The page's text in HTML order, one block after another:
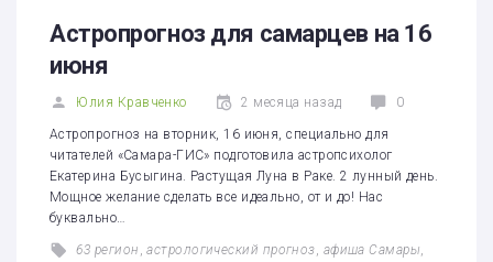
Астропрогноз для самарцев на 16
июня
Юлия Кравченко 2 месяца назад 0
Астропрогноз на вторник, 16 июня, специально для
читателей «Самара-ГИС» подготовила астропсихолог
Екатерина Бусыгина. Растущая Луна в Раке. 2 лунный день.
Мощное желание сделать все идеально, от и до! Нас
буквально…
63 регион ,астрологический прогноз, афиша Самары,